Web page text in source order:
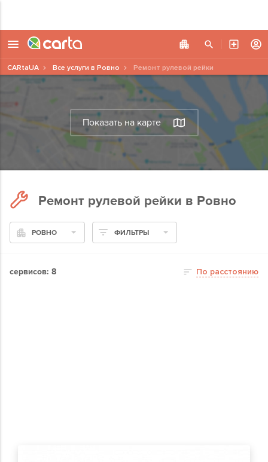
Показать на карте
CARtaUA Все услуги в Ровно Ремонт рулевой рейки
Ремонт рулевой рейки в Ровно
РОВНО ФИЛЬТРЫ
сервисов: 8 По расстоянию